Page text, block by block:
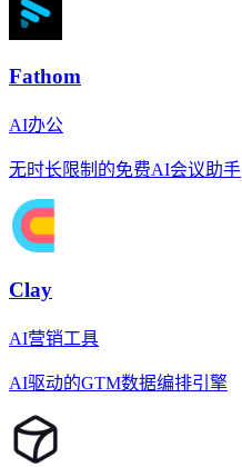
Fathom
AI办公
无时长限制的免费AI会议助手
Clay
AI营销工具
AI驱动的GTM数据编排引擎